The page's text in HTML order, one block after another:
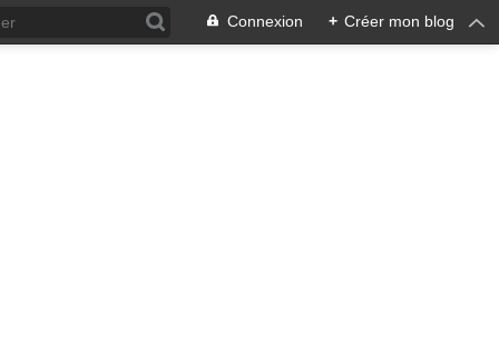
Connexion + Créer mon blog